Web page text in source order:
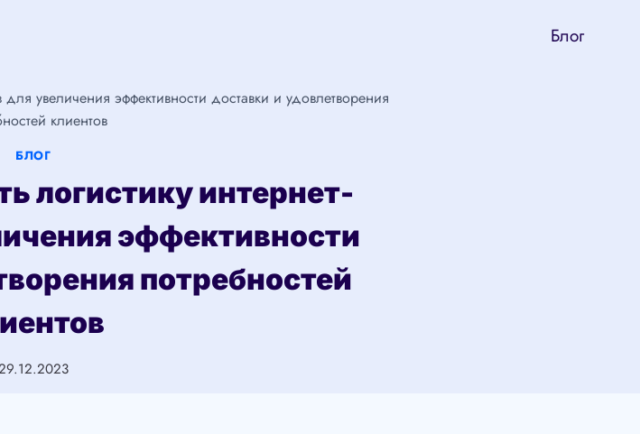
Блог
для увеличения эффективности доставки и удовлетворения
клиентов
БЛОГ
логистику интернет-
эффективности
потребностей